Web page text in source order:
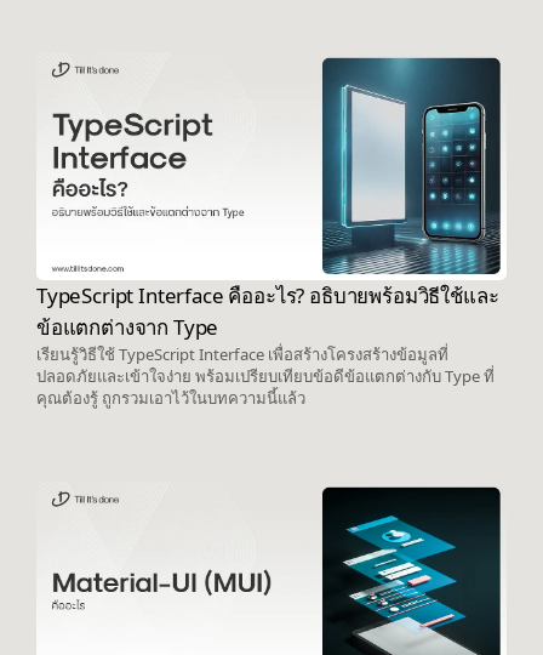
TypeScript Interface คืออะไร? อธิบายพร้อมวิธีใช้และ
ข้อแตกต่างจาก Type
เรียนรู้วิธีใช้ TypeScript Interface เพื่อสร้างโครงสร้างข้อมูลที่
ปลอดภัยและเข้าใจง่าย พร้อมเปรียบเทียบข้อดีข้อแตกต่างกับ Type ที่
คุณต้องรู้ ถูกรวมเอาไว้ในบทความนี้แล้ว